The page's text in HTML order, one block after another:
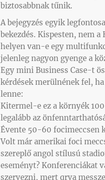
biztosabbnak tűnik.
A bejegyzés egyik
bekezdés. Kispesten, nem
helyen van-e egy
jelenleg nagyon gyenge a
Egy mini Business Case-t
kérdések merülnének fel,
lenne:
Kitermel-e ez a környék
legalább az
Évente 50-60 focimeccsen
Volt már amerikai foci
szereplő angol stílusú
eseményt? Konferenciákat
szervezni, mert qrva